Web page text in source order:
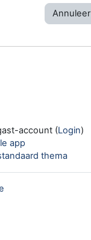
Annuleer
account (Login)
app
thema